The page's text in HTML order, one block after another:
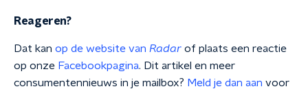
Reageren?
Dat kan op de website van Radar of plaats een reactie
op onze Facebookpagina. Dit artikel en meer
consumentennieuws in je mailbox? Meld je dan aan voor